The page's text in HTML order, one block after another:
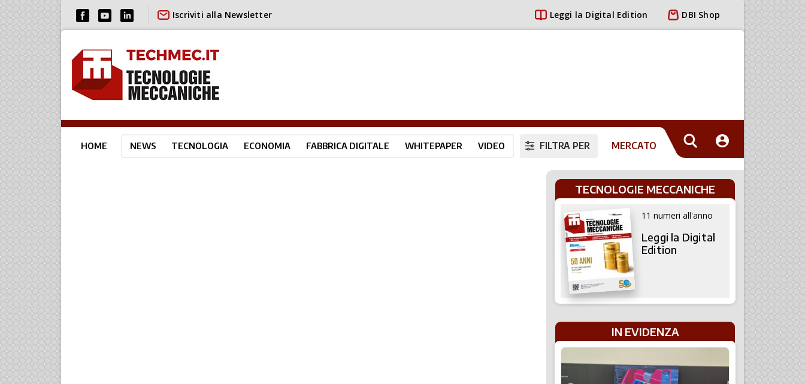
Iscriviti alla Newsletter Leggi la Digital Edition DBI Shop
HOME NEWS TECNOLOGIA ECONOMIA FABBRICA DIGITALE WHITEPAPER VIDEO FILTRA PER MERCATO
TECNOLOGIE MECCANICHE
11 numeri all'anno
Leggi la Digital
Edition
IN EVIDENZA